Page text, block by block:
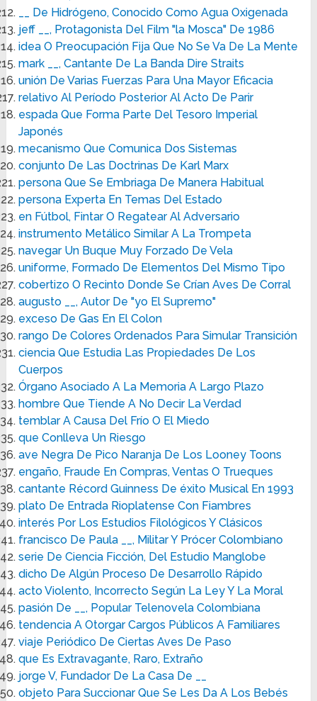
__ De Hidrógeno, Conocido Como Agua Oxigenada
jeff __, Protagonista Del Film "la Mosca" De 1986
idea O Preocupación Fija Que No Se Va De La Mente
mark __, Cantante De La Banda Dire Straits
unión De Varias Fuerzas Para Una Mayor Eficacia
relativo Al Período Posterior Al Acto De Parir
espada Que Forma Parte Del Tesoro Imperial
Japonés
mecanismo Que Comunica Dos Sistemas
conjunto De Las Doctrinas De Karl Marx
persona Que Se Embriaga De Manera Habitual
persona Experta En Temas Del Estado
en Fútbol, Fintar O Regatear Al Adversario
instrumento Metálico Similar A La Trompeta
navegar Un Buque Muy Forzado De Vela
uniforme, Formado De Elementos Del Mismo Tipo
cobertizo O Recinto Donde Se Crían Aves De Corral
augusto __, Autor De "yo El Supremo"
exceso De Gas En El Colon
rango De Colores Ordenados Para Simular Transición
ciencia Que Estudia Las Propiedades De Los
Cuerpos
Órgano Asociado A La Memoria A Largo Plazo
hombre Que Tiende A No Decir La Verdad
temblar A Causa Del Frío O El Miedo
que Conlleva Un Riesgo
ave Negra De Pico Naranja De Los Looney Toons
engaño, Fraude En Compras, Ventas O Trueques
cantante Récord Guinness De éxito Musical En 1993
plato De Entrada Rioplatense Con Fiambres
interés Por Los Estudios Filológicos Y Clásicos
francisco De Paula __, Militar Y Prócer Colombiano
serie De Ciencia Ficción, Del Estudio Manglobe
dicho De Algún Proceso De Desarrollo Rápido
acto Violento, Incorrecto Según La Ley Y La Moral
pasión De __, Popular Telenovela Colombiana
tendencia A Otorgar Cargos Públicos A Familiares
viaje Periódico De Ciertas Aves De Paso
que Es Extravagante, Raro, Extraño
jorge V, Fundador De La Casa De __
objeto Para Succionar Que Se Les Da A Los Bebés